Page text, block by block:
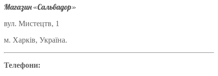
Магазин «Сальвадор»
вул. Мистецтв, 1
м. Харків, Україна.
Телефони: